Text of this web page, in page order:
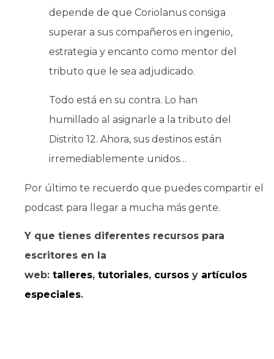
depende de que Coriolanus consiga
superar a sus compañeros en ingenio,
estrategia y encanto como mentor del
tributo que le sea adjudicado.
Todo está en su contra. Lo han
humillado al asignarle a la tributo del
Distrito 12. Ahora, sus destinos están
irremediablemente unidos…
Por último te recuerdo que puedes compartir el
podcast para llegar a mucha más gente.
Y que tienes diferentes recursos para
escritores en la
web: talleres, tutoriales, cursos y artículos
especiales.